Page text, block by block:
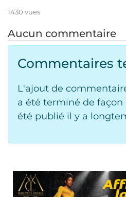
1430 vues
Aucun commentaire
Commentaires
L'ajout de
a été terminé de
été publié il y a